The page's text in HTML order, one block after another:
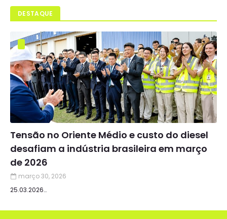
DESTAQUE
Tensão no Oriente Médio e custo do diesel
desafiam a indústria brasileira em março
de 2026
março 30, 2026
25.03.2026…